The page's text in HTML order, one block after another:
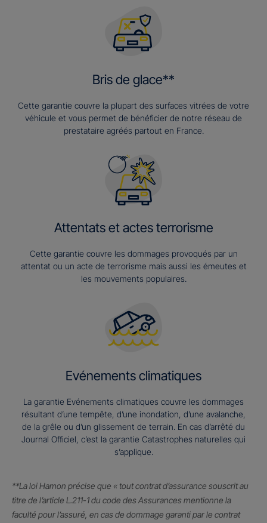
Bris de glace**
Cette garantie couvre la plupart des surfaces vitrées de votre
véhicule et vous permet de bénéficier de notre réseau de
prestataire agréés partout en France.
Attentats et actes terrorisme
Cette garantie couvre les dommages provoqués par un
attentat ou un acte de terrorisme mais aussi les émeutes et
les mouvements populaires.
Evénements climatiques
La garantie Evénements climatiques couvre les dommages
résultant d’une tempête, d’une inondation, d’une avalanche,
de la grêle ou d’un glissement de terrain. En cas d’arrêté du
Journal Officiel, c’est la garantie Catastrophes naturelles qui
s’applique.
**La loi Hamon précise que « tout contrat d’assurance souscrit au
titre de l’article L.211-1 du code des Assurances mentionne la
faculté pour l’assuré, en cas de dommage garanti par le contrat